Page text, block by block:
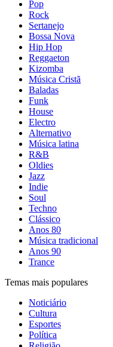
Pop
Rock
Sertanejo
Bossa Nova
Hip Hop
Reggaeton
Kizomba
Música Cristã
Baladas
Funk
House
Electro
Alternativo
Música latina
R&B
Oldies
Jazz
Indie
Soul
Techno
Clássico
Anos 80
Música tradicional
Anos 90
Trance
Temas mais populares
Noticiário
Cultura
Esportes
Política